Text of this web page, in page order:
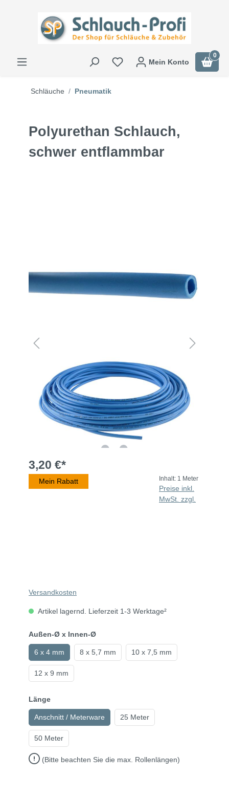
Mein Konto
0
Schläuche Pneumatik
Polyurethan Schlauch,
schwer entflammbar
3,20 €*
Mein Rabatt Inhalt: 1 Meter
Preise inkl.
MwSt. zzgl.
Versandkosten
Artikel lagernd. Lieferzeit 1-3 Werktage²
Außen-Ø x Innen-Ø
6 x 4 mm 8 x 5,7 mm 10 x 7,5 mm
12 x 9 mm
Länge
Anschnitt / Meterware 25 Meter
50 Meter
(Bitte beachten Sie die max. Rollenlängen)